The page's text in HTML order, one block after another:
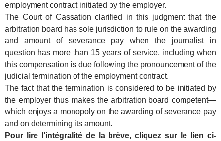
employment contract initiated by the employer.
The Court of Cassation clarified in this judgment that the
arbitration board has sole jurisdiction to rule on the awarding
and amount of severance pay when the journalist in
question has more than 15 years of service, including when
this compensation is due following the pronouncement of the
judicial termination of the employment contract.
The fact that the termination is considered to be initiated by
the employer thus makes the arbitration board competent—
which enjoys a monopoly on the awarding of severance pay
and on determining its amount.
Pour lire l’intégralité de la brève, cliquez sur le lien ci-